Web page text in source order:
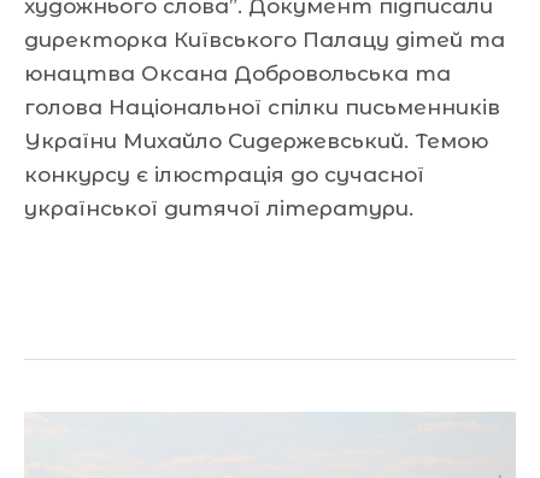
xудожнього слова”. Документ підписали
директорка Київського Палацу дітей та
юнацтва Оксана Добровольська та
голова Національної спілки письменників
України Михайло Сидержевський. Темою
конкурсу є ілюстрація до сучасної
української дитячої літератури.